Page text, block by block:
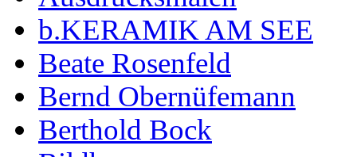
b.KERAMIK AM SEE
Beate Rosenfeld
Bernd Obernüfemann
Berthold Bock